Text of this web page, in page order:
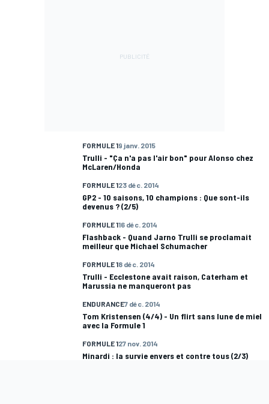
FORMULE 19 janv. 2015
Trulli - "Ça n'a pas l'air bon" pour Alonso chez
McLaren/Honda
FORMULE 123 déc. 2014
GP2 - 10 saisons, 10 champions : Que sont-ils
devenus ? (2/5)
FORMULE 116 déc. 2014
Flashback - Quand Jarno Trulli se proclamait
meilleur que Michael Schumacher
FORMULE 18 déc. 2014
Trulli - Ecclestone avait raison, Caterham et
Marussia ne manqueront pas
ENDURANCE7 déc. 2014
Tom Kristensen (4/4) - Un flirt sans lune de miel
avec la Formule 1
FORMULE 127 nov. 2014
Minardi : la survie envers et contre tous (2/3)